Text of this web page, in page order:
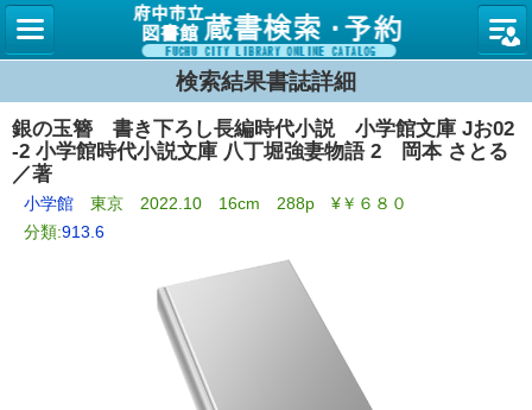
図書館
検索結果書誌詳細
銀の玉簪 書き下ろし長編時代小説 小学館文庫 Jお02
-2 小学館時代小説文庫 八丁堀強妻物語 2 岡本 さとる
／著
小学館 東京 2022.10 16cm 288p ¥￥６８０
分類:913.6